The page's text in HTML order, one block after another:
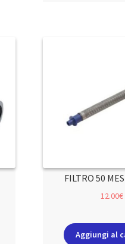
FILTRO 50
12.00€
Aggiungi al